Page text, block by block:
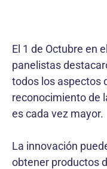
El 1 de Octubre en
panelistas
todos los aspectos
reconocimiento de
es cada vez mayor.
La innovación
obtener productos